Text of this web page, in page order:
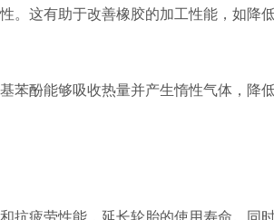
。这有助于改善橡胶的加工性能，如降
苯酚能够吸收热量并产生惰性气体，降
抗疲劳性能，延长轮胎的使用寿命。同